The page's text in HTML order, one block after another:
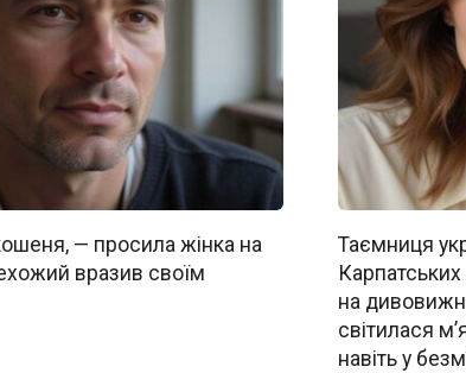
— просила жінка на
вразив своїм
Таємниця
Карпатських
на
світилася
навіть у